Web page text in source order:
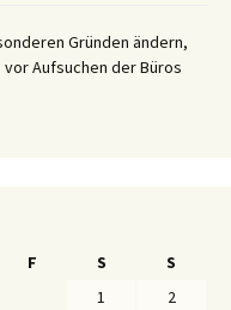
Gründen ändern,
Aufsuchen der Büros
F S
S
1
2